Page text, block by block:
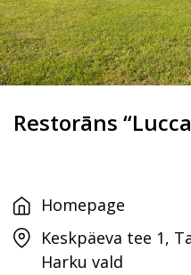
Restorāns
Homepage
Keskpäeva tee 1,
Harku vald